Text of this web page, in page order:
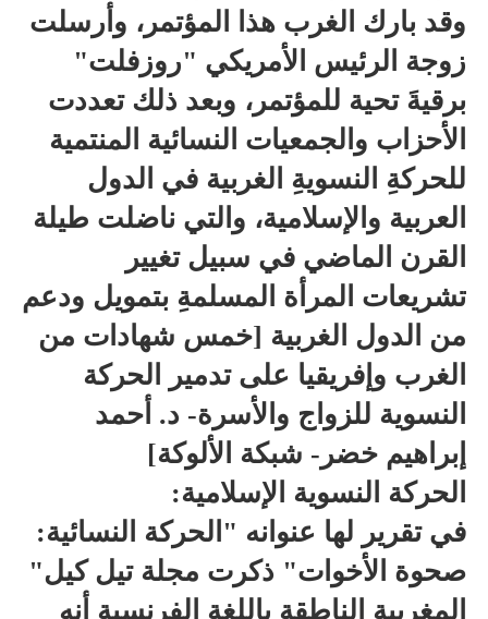
وقد بارك الغرب هذا المؤتمر، وأرسلت
زوجة الرئيس الأمريكي "روزفلت"
برقيةَ تحية للمؤتمر، وبعد ذلك تعددت
الأحزاب والجمعيات النسائية المنتمية
للحركةِ النسويةِ الغربية في الدول
العربية والإسلامية، والتي ناضلت طيلة
القرن الماضي في سبيل تغيير
تشريعات المرأة المسلمةِ بتمويل ودعم
من الدول الغربية [خمس شهادات من
الغرب وإفريقيا على تدمير الحركة
النسوية للزواج والأسرة- د. أحمد
إبراهيم خضر- شبكة الألوكة]
الحركة النسوية الإسلامية:
في تقرير لها عنوانه "الحركة النسائية:
صحوة الأخوات" ذكرت مجلة تيل كيل"
المغربية الناطقة باللغة الفرنسية أنه